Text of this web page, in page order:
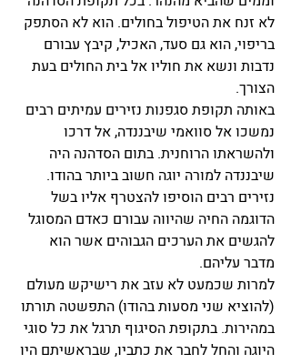
לא זנח את הטיפול בחולים. הוא לא הסתפק
בריפוי, הוא גם סעד, האכיל, קיבץ עבורם
נדבות ונשא את חוליו אל בית החולים בעת
הצורך.
באותה תקופת סגפנות נזירים עמיתים רבים
נמשכו אל סוואמי שיבננדה, אל דרכו
ולהשראתו הרוחנית. בתום הסדהנה היה
שיבננדה למורה יוגה חשוב ביותר בהודו.
נזירים רבים הוסיפו להצטרף אליו בשל
הדוגמה החיה שהיווה עבורם כאדם המסוגל
להגשים את הערכים הגבוהים אשר הוא
מדבר עליהם.
למרות שכמעט לא עזב את רישיקש מעולם
(להוציא שני מסעות בהודו) התפשטה תורתו
במהירות. בתקופת הסיגוף תרגל את כל סוגי
היוגה והחל לחבר את כתביו, שבראשיתם היו